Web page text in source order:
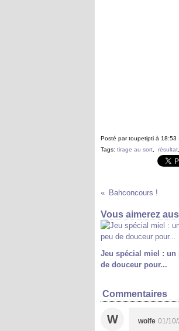
Posté par toupetipti à 18:53
Tags: tirage au sort résultat
Bahconcours !
Vous aimerez
Jeu spécial miel : un
de douceur pour...
Commentaires
W wolfe 01/